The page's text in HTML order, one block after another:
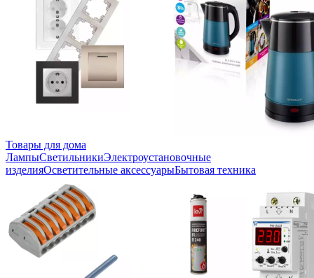
Товары для дома
ЛампыСветильникиЭлектроустановочные
изделияОсветительные аксессуарыБытовая техника